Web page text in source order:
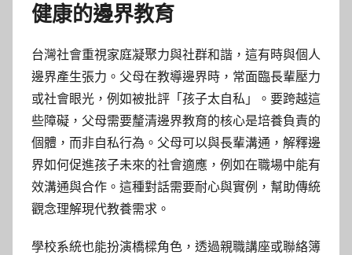
健康的邊界教育
台灣社會重視家庭凝聚力與社群和諧，這有時與個人
邊界產生張力。父母在教導邊界時，常面臨長輩壓力
或社會眼光，例如被批評「孩子太自私」。要跨越這
些障礙，父母需要釐清邊界教育的核心是培養負責的
個體，而非自私行為。父母可以與長輩溝通，解釋邊
界如何促進孩子未來的社會適應，例如在職場中能有
效溝通與合作。這種對話需要耐心與實例，幫助傳統
觀念理解現代教養需求。
學校系統也能扮演橋樑角色，透過親職講座或聯絡簿